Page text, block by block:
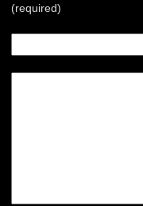
(required)